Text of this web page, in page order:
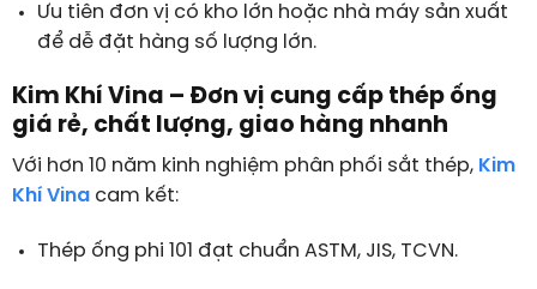
Ưu tiên đơn vị có kho lớn hoặc nhà máy sản xuất
để dễ đặt hàng số lượng lớn.
Kim Khí Vina – Đơn vị cung cấp thép ống
giá rẻ, chất lượng, giao hàng nhanh
Với hơn 10 năm kinh nghiệm phân phối sắt thép, Kim
Khí Vinacam kết:
Thép ống phi 101 đạt chuẩn ASTM, JIS, TCVN.